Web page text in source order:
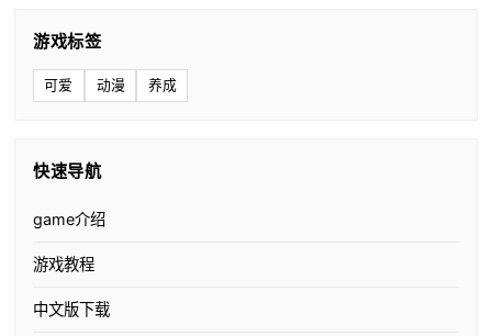
游戏标签
可爱 动漫 养成
快速导航
game介绍
游戏教程
中文版下载